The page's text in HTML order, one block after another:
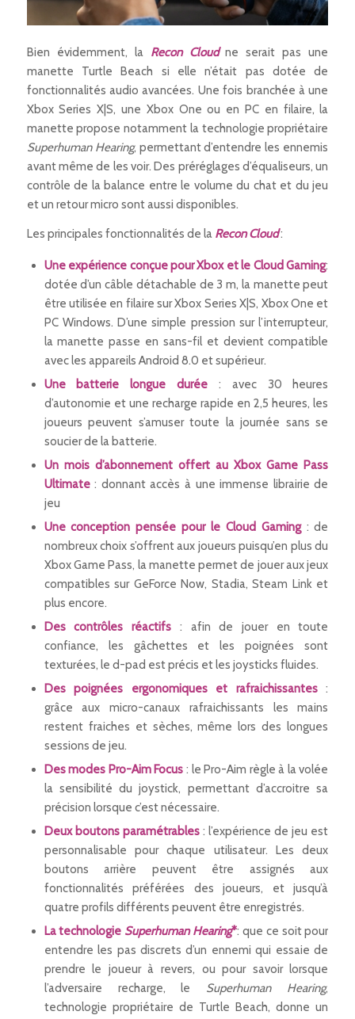
Bien évidemment, la Recon Cloudne serait pas une
manette Turtle Beach si elle n’était pas dotée de
fonctionnalités audio avancées. Une fois branchée à une
Xbox Series X|S, une Xbox One ou en PC en filaire, la
manette propose notamment la technologie propriétaire
Superhuman Hearing, permettant d’entendre les ennemis
avant même de les voir. Des préréglages d’équaliseurs, un
contrôle de la balance entre le volume du chat et du jeu
et un retour micro sont aussi disponibles.
Les principales fonctionnalités de la Recon Cloud:
Une expérience conçue pour Xbox et le Cloud Gaming:
dotée d’un câble détachable de 3 m, la manette peut
être utilisée en filaire sur Xbox Series X|S, Xbox One et
PC Windows. D’une simple pression sur l’interrupteur,
la manette passe en sans-fil et devient compatible
avec les appareils Android 8.0 et supérieur.
Une batterie longue durée : avec 30 heures
d’autonomie et une recharge rapide en 2,5 heures, les
joueurs peuvent s’amuser toute la journée sans se
soucier de la batterie.
Un mois d’abonnement offert au Xbox Game Pass
Ultimate: donnant accès à une immense librairie de
jeu
Une conception pensée pour le Cloud Gaming : de
nombreux choix s’offrent aux joueurs puisqu’en plus du
Xbox Game Pass, la manette permet de jouer aux jeux
compatibles sur GeForce Now, Stadia, Steam Link et
plus encore.
Des contrôles réactifs : afin de jouer en toute
confiance, les gâchettes et les poignées sont
texturées, le d-pad est précis et les joysticks fluides.
Des poignées ergonomiques et rafraichissantes:
grâce aux micro-canaux rafraichissants les mains
restent fraiches et sèches, même lors des longues
sessions de jeu.
Des modes Pro-Aim Focus : le Pro-Aim règle à la volée
la sensibilité du joystick, permettant d’accroitre sa
précision lorsque c’est nécessaire.
Deux boutons paramétrables : l’expérience de jeu est
personnalisable pour chaque utilisateur. Les deux
boutons arrière peuvent être assignés aux
fonctionnalités préférées des joueurs, et jusqu’à
quatre profils différents peuvent être enregistrés.
La technologie Superhuman Hearing*: que ce soit pour
entendre les pas discrets d’un ennemi qui essaie de
prendre le joueur à revers, ou pour savoir lorsque
l’adversaire recharge, le Superhuman Hearing,
technologie propriétaire de Turtle Beach, donne un